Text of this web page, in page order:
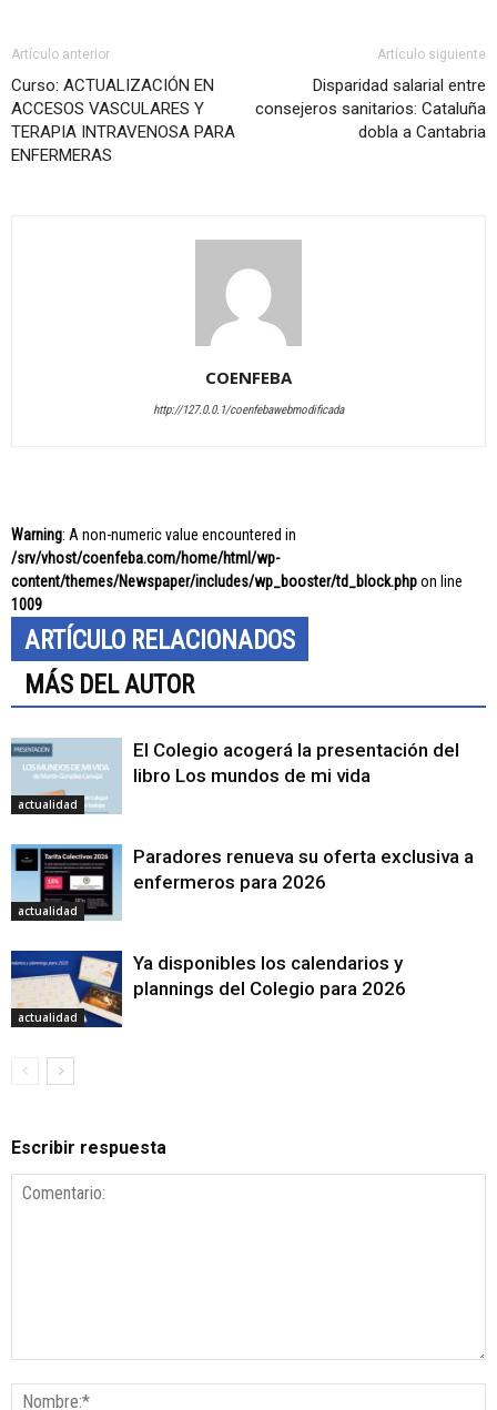
Artículo anterior
Curso: ACTUALIZACIÓN EN
ACCESOS VASCULARES Y
TERAPIA INTRAVENOSA PARA
ENFERMERAS
Artículo siguiente
Disparidad salarial entre
consejeros sanitarios: Cataluña
dobla a Cantabria
COENFEBA
http://127.0.0.1/coenfebawebmodificada
Warning: A non-numeric value encountered in
/srv/vhost/coenfeba.com/home/html/wp-
content/themes/Newspaper/includes/wp_booster/td_block.phpon line
1009
ARTÍCULO RELACIONADOS
MÁS DEL AUTOR
actualidad
El Colegio acogerá la presentación del
libro Los mundos de mi vida
actualidad
Paradores renueva su oferta exclusiva a
enfermeros para 2026
actualidad
Ya disponibles los calendarios y
plannings del Colegio para 2026
Escribir respuesta